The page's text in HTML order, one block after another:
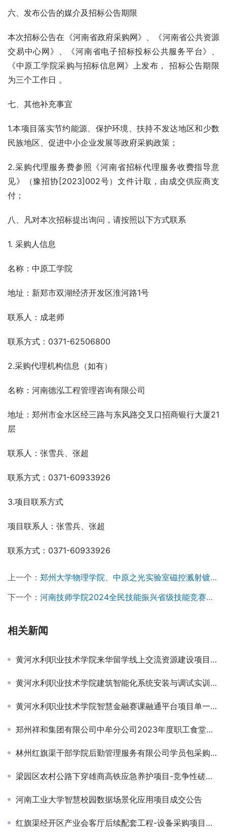
六、发布公告的媒介及招标公告期限
本次招标公告在《河南省政府采购网》、《河南省公共资源
交易中心网》、《河南省电子招标投标公共服务平台》、
《中原工学院采购与招标信息网》上发布， 招标公告期限
为三个工作日 。
七、其他补充事宜
1.本项目落实节约能源、保护环境、扶持不发达地区和少数
民族地区、促进中小企业发展等政府采购政策；
2.采购代理服务费参照《河南省招标代理服务收费指导意
见》（豫招协[2023]002号）文件计取，由成交供应商支
付；
八、凡对本次招标提出询问，请按照以下方式联系
1. 采购人信息
名称：中原工学院
地址：新郑市双湖经济开发区淮河路1号
联系人：成老师
联系方式：0371-62506800
2.采购代理机构信息（如有）
名称：河南德泓工程管理咨询有限公司
地址：郑州市金水区经三路与东风路交叉口招商银行大厦21
层
联系人：张雪兵、张超
联系方式：0371-60933926
3.项目联系方式
项目联系人：张雪兵、张超
联系方式：0371-60933926
上一个： 郑州大学物理学院、中原之光实验室磁控溅射镀膜等设备采购项目-询价公告
下一个： 河南技师学院2024全民技能振兴省级技能竞赛公共实训基地光电技术项目-竞争性磋商公告
相关新闻
黄河水利职业技术学院来华留学线上交流资源建设项目竞争性磋商公告￼
黄河水利职业技术学院建筑智能化系统安装与调试实训平台建设项目单一来源采购公告￼
黄河水利职业技术学院智慧金融赛课融通平台项目单一来源采购公告
郑州祥和集团有限公司中牟分公司2023年度职工食堂食材、服务项目竞争性谈判公告
林州红旗渠干部学院后勤管理服务有限公司学员包采购项目成交结果公告
梁园区农村公路下穿雄商高铁应急养护项目-竞争性磋商公告
河南工业大学智慧校园数据场景化应用项目成交公告
红旗渠经开区产业会客厅后续配套工程-设备采购项目竞争性磋商公告